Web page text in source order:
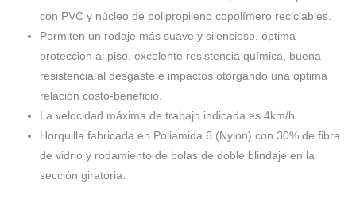
con PVC y núcleo de polipropileno copolímero reciclables.
Permiten un rodaje más suave y silencioso, óptima
protección al piso, excelente resistencia química, buena
resistencia al desgaste e impactos otorgando una óptima
relación costo-beneficio.
La velocidad máxima de trabajo indicada es 4km/h.
Horquilla fabricada en Poliamida 6 (Nylon) con 30% de fibra
de vidrio y rodamiento de bolas de doble blindaje en la
sección giratoria.